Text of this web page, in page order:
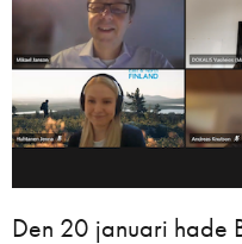
Den 20 januari hade